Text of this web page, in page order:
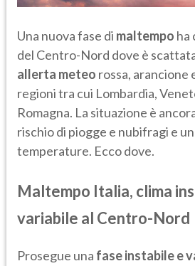
Una nuova fase di maltempo ha
del Centro-Nord dove è
allerta meteo rossa, arancione
regioni tra cui Lombardia,
Romagna. La situazione è
rischio di piogge e nubifragi e
temperature. Ecco dove.
Maltempo Italia, clima
variabile al Centro-Nord
Prosegue una fase instabile e